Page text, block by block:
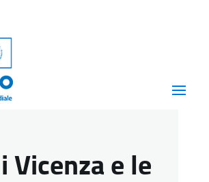
Vicenza e le